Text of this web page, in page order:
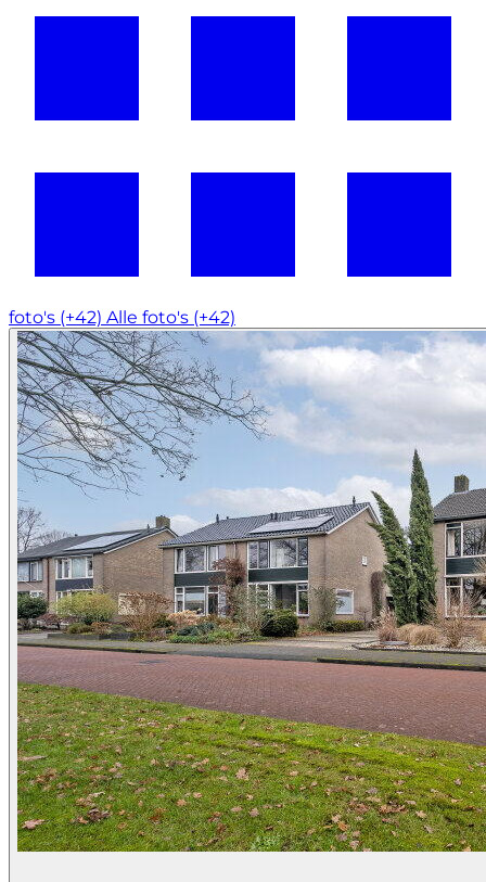
foto's (+42) Alle foto's (+42)